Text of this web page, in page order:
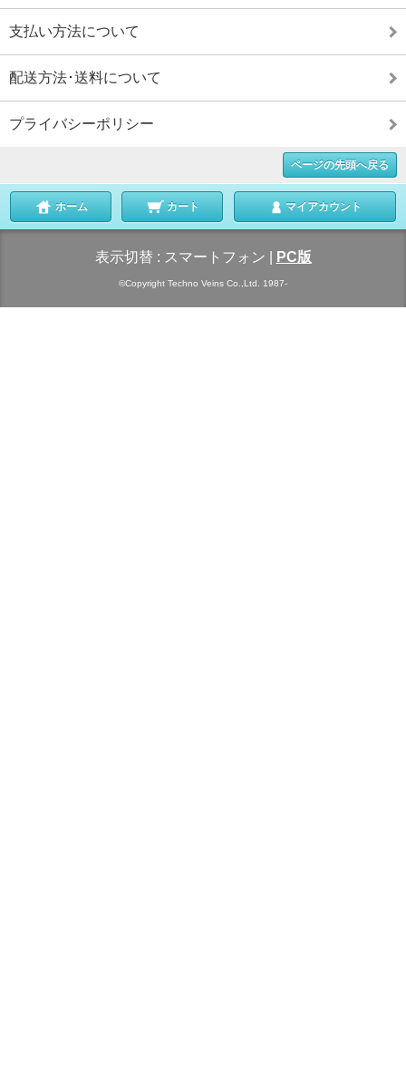
支払い方法について
配送方法･送料について
プライバシーポリシー
ページの先頭へ戻る
ホーム カート マイアカウント
表示切替 : スマートフォン PC版
©Copyright Techno Veins Co.,Ltd. 1987-